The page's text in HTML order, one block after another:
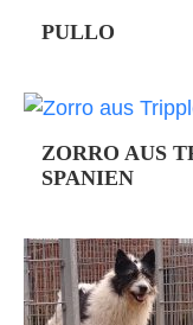
PULLO
deutschen Verein
genommen. Pullo
Distanz , versteckte
Kerlchen
Mittlerweile lernt er
im
ZORRO AUS
SPANIEN
geboren. Update
kam schon im
zurück auf den Hof,
Familie kam nicht